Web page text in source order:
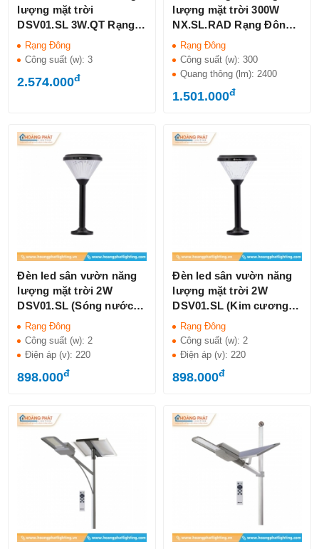
lượng mặt trời
DSV01.SL 3W.QT Rạng
Đông IP65
Rạng Đông
Công suất (w):3
2.574.000đ
lượng mặt trời 300W
NX.SL.RAD Rạng Đông
IP66
Rạng Đông
Công suất (w):300
Quang thông (lm): 2400
1.501.000đ
Đèn led sân vườn năng
lượng mặt trời 2W
DSV01.SL (Sóng nước)
Rạng Đông IP65
Rạng Đông
Công suất (w): 2
Điện áp (v): 220
898.000đ
Đèn led sân vườn năng
lượng mặt trời 2W
DSV01.SL (Kim cương)
Rạng Đông IP65
Rạng Đông
Công suất (w): 2
Điện áp (v): 220
898.000đ